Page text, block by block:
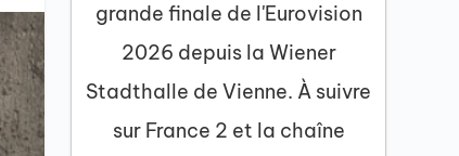
grande finale de l'Eurovision
2026 depuis la Wiener
Stadthalle de Vienne. À suivre
sur France 2 et la chaîne